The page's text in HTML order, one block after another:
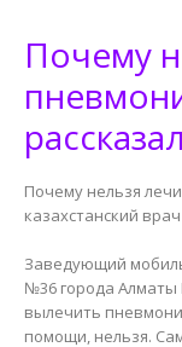
Почему
Почему нельзя
казахстанский врач
Заведующий
№36 города Алматы
вылечить
помощи, нельзя.